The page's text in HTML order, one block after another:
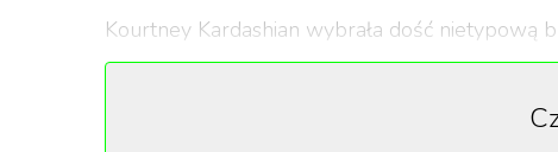
Kourtney Kardashian wybrała dość nietypową
ubrania, Kourtney założyła bloga
„»Poosh« to nowoczesny przewodnik, który
Naszą misją jest edukowanie, motywowanie,